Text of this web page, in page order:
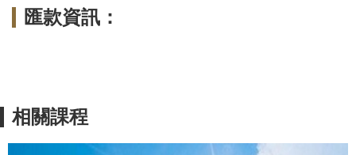
匯款資訊：
相關課程